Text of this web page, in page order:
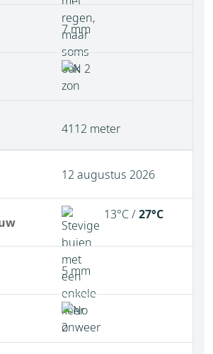
7 mm
4112 meter
12 augustus 2026
13°C /27°C
5 mm